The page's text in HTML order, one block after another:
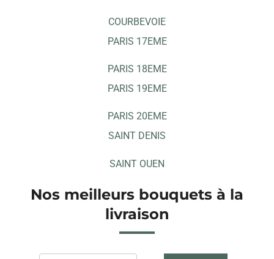
COURBEVOIE
PARIS 17EME
PARIS 18EME
PARIS 19EME
PARIS 20EME
SAINT DENIS
SAINT OUEN
Nos meilleurs bouquets à la
livraison